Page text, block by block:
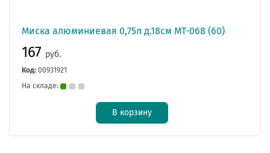
Миска алюминиевая 0,75л д.18см МТ-068 (60)
167 руб.
Код: 00931921
На складе:
В корзину